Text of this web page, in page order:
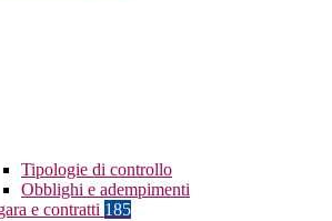
Tipologie di controllo
Obblighi e adempimenti
e contratti 185